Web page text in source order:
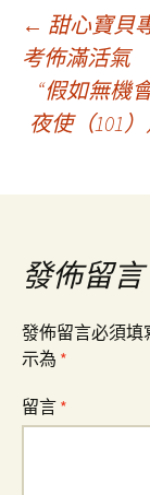
文
章
覽
← 甜心寶貝
考佈滿活氣
“假如無機
夜使（101
發佈留言
發佈留言必須填
示為 *
留言 *